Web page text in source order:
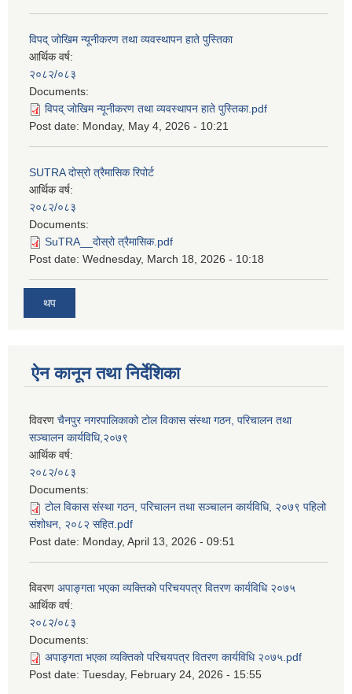
विपद् जोखिम न्यूनीकरण तथा व्यवस्थापन हाते पुस्तिका
आर्थिक वर्ष:
२०८२/०८३
Documents:
विपद् जोखिम न्यूनीकरण तथा व्यवस्थापन हाते पुस्तिका.pdf
Post date: Monday, May 4, 2026 - 10:21
SUTRA दोस्रो त्रैमासिक रिपोर्ट
आर्थिक वर्ष:
२०८२/०८३
Documents:
SuTRA__दोस्रो त्रैमासिक.pdf
Post date: Wednesday, March 18, 2026 - 10:18
थप
ऐन कानून तथा निर्देशिका
विवरण चैनपुर नगरपालिकाको टोल विकास संस्था गठन, परिचालन तथा
सञ्चालन कार्यविधि,२०७९
आर्थिक वर्ष:
२०८२/०८३
Documents:
टोल विकास संस्था गठन, परिचालन तथा सञ्चालन कार्यविधि, २०७९ पहिलो
संशोधन, २०८२ सहित.pdf
Post date: Monday, April 13, 2026 - 09:51
विवरण अपाङ्गता भएका व्यक्तिको परिचयपत्र वितरण कार्यविधि २०७५
आर्थिक वर्ष:
२०८२/०८३
Documents:
अपाङ्गता भएका व्यक्तिको परिचयपत्र वितरण कार्यविधि २०७५.pdf
Post date: Tuesday, February 24, 2026 - 15:55